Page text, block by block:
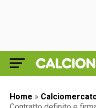
Home »